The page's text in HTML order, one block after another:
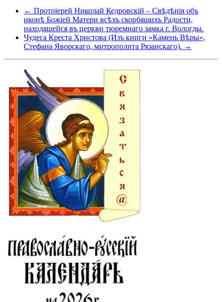
← Протоіерей Николай Кедровскій – Свѣдѣнія объ
иконѣ Божіей Матери всѣхъ скорбящихъ Радости,
находящейся въ церкви тюремнаго замка г. Вологды.
Чудеса Креста Христова (Изъ книги «Камень Вѣры»,
Стефана Яворскаго, митрополита Рязанскаго). →